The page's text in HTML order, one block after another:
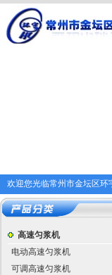
欢迎您光临常州市金坛区环
高速匀浆机
电动高速匀浆机
可调高速匀浆机